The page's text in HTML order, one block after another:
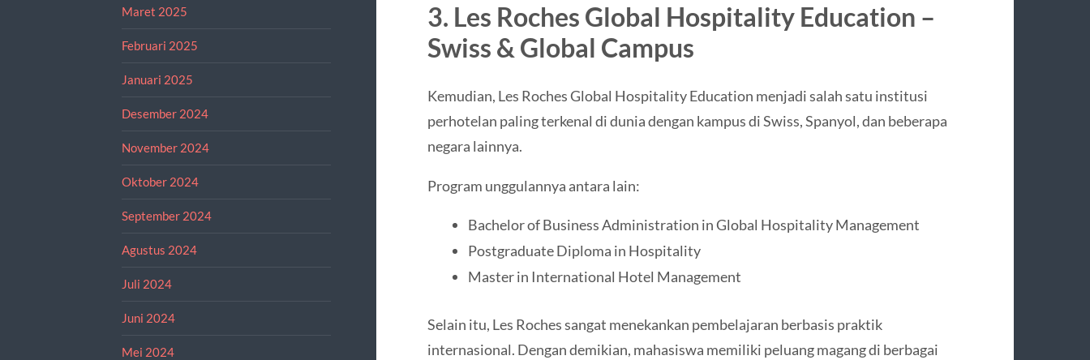
Maret 2025
Februari 2025
Januari 2025
Desember 2024
November 2024
Oktober 2024
September 2024
Agustus 2024
Juli 2024
Juni 2024
Mei 2024
3. Les Roches Global Hospitality Education –
Swiss & Global Campus
Kemudian, Les Roches Global Hospitality Education menjadi salah satu institusi
perhotelan paling terkenal di dunia dengan kampus di Swiss, Spanyol, dan beberapa
negara lainnya.
Program unggulannya antara lain:
Bachelor of Business Administration in Global Hospitality Management
Postgraduate Diploma in Hospitality
Master in International Hotel Management
Selain itu, Les Roches sangat menekankan pembelajaran berbasis praktik
internasional. Dengan demikian, mahasiswa memiliki peluang magang di berbagai